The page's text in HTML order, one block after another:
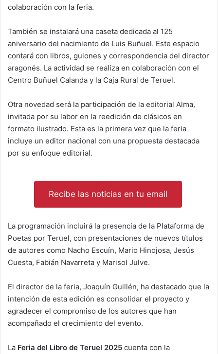
colaboración con la feria.
También se instalará una caseta dedicada al 125
aniversario del nacimiento de Luis Buñuel. Este espacio
contará con libros, guiones y correspondencia del director
aragonés. La actividad se realiza en colaboración con el
Centro Buñuel Calanda y la Caja Rural de Teruel.
Otra novedad será la participación de la editorial Alma,
invitada por su labor en la reedición de clásicos en
formato ilustrado. Esta es la primera vez que la feria
incluye un editor nacional con una propuesta destacada
por su enfoque editorial.
Recibe las noticias en tu email
La programación incluirá la presencia de la Plataforma de
Poetas por Teruel, con presentaciones de nuevos títulos
de autores como Nacho Escuín, Mario Hinojosa, Jesús
Cuesta, Fabián Navarreta y Marisol Julve.
El director de la feria, Joaquín Guillén, ha destacado que la
intención de esta edición es consolidar el proyecto y
agradecer el compromiso de los autores que han
acompañado el crecimiento del evento.
La Feria del Libro de Teruel 2025 cuenta con la